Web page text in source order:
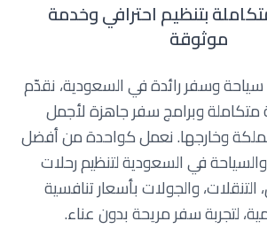
بتنظيم احترافي وخدمة
موثوقة
سياحة وسفر رائدة في السعودية، نقدّم
وبرامج سفر جاهزة لأجمل
وخارجها. نعمل كواحدة من أفضل
في السعودية لتنظيم رحلات
والجولات بأسعار تنافسية
لتجربة سفر مريحة بدون عناء.